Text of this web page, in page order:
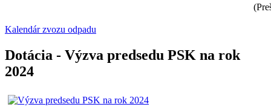
Kalendár zvozu odpadu
Dotácia - Výzva predsedu PSK na rok
2024